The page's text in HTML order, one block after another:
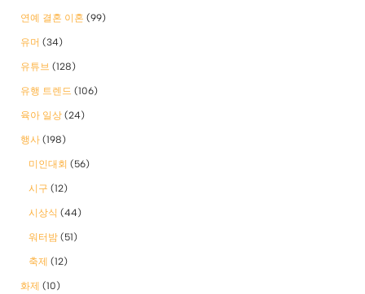
연예 결혼 이혼 (99)
유머 (34)
유튜브 (128)
유행 트렌드 (106)
육아 일상 (24)
행사 (198)
미인대회 (56)
시구 (12)
시상식 (44)
워터밤 (51)
축제 (12)
화제 (10)